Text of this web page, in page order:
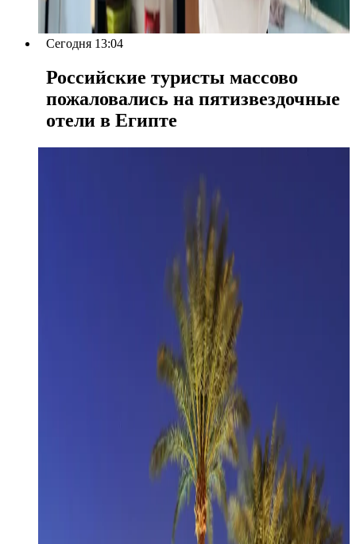
Сегодня 13:04
Российские туристы массово
пожаловались на пятизвездочные
отели в Египте